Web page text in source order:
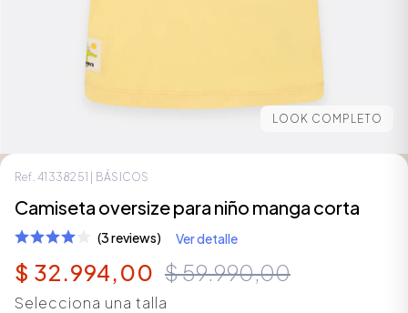
LOOK COMPLETO
Ref.41338251 | BÁSICOS
Camiseta oversize para niño manga corta
(3 reviews) Ver detalle
$ 32.994,00 $59.990,00
Selecciona una talla